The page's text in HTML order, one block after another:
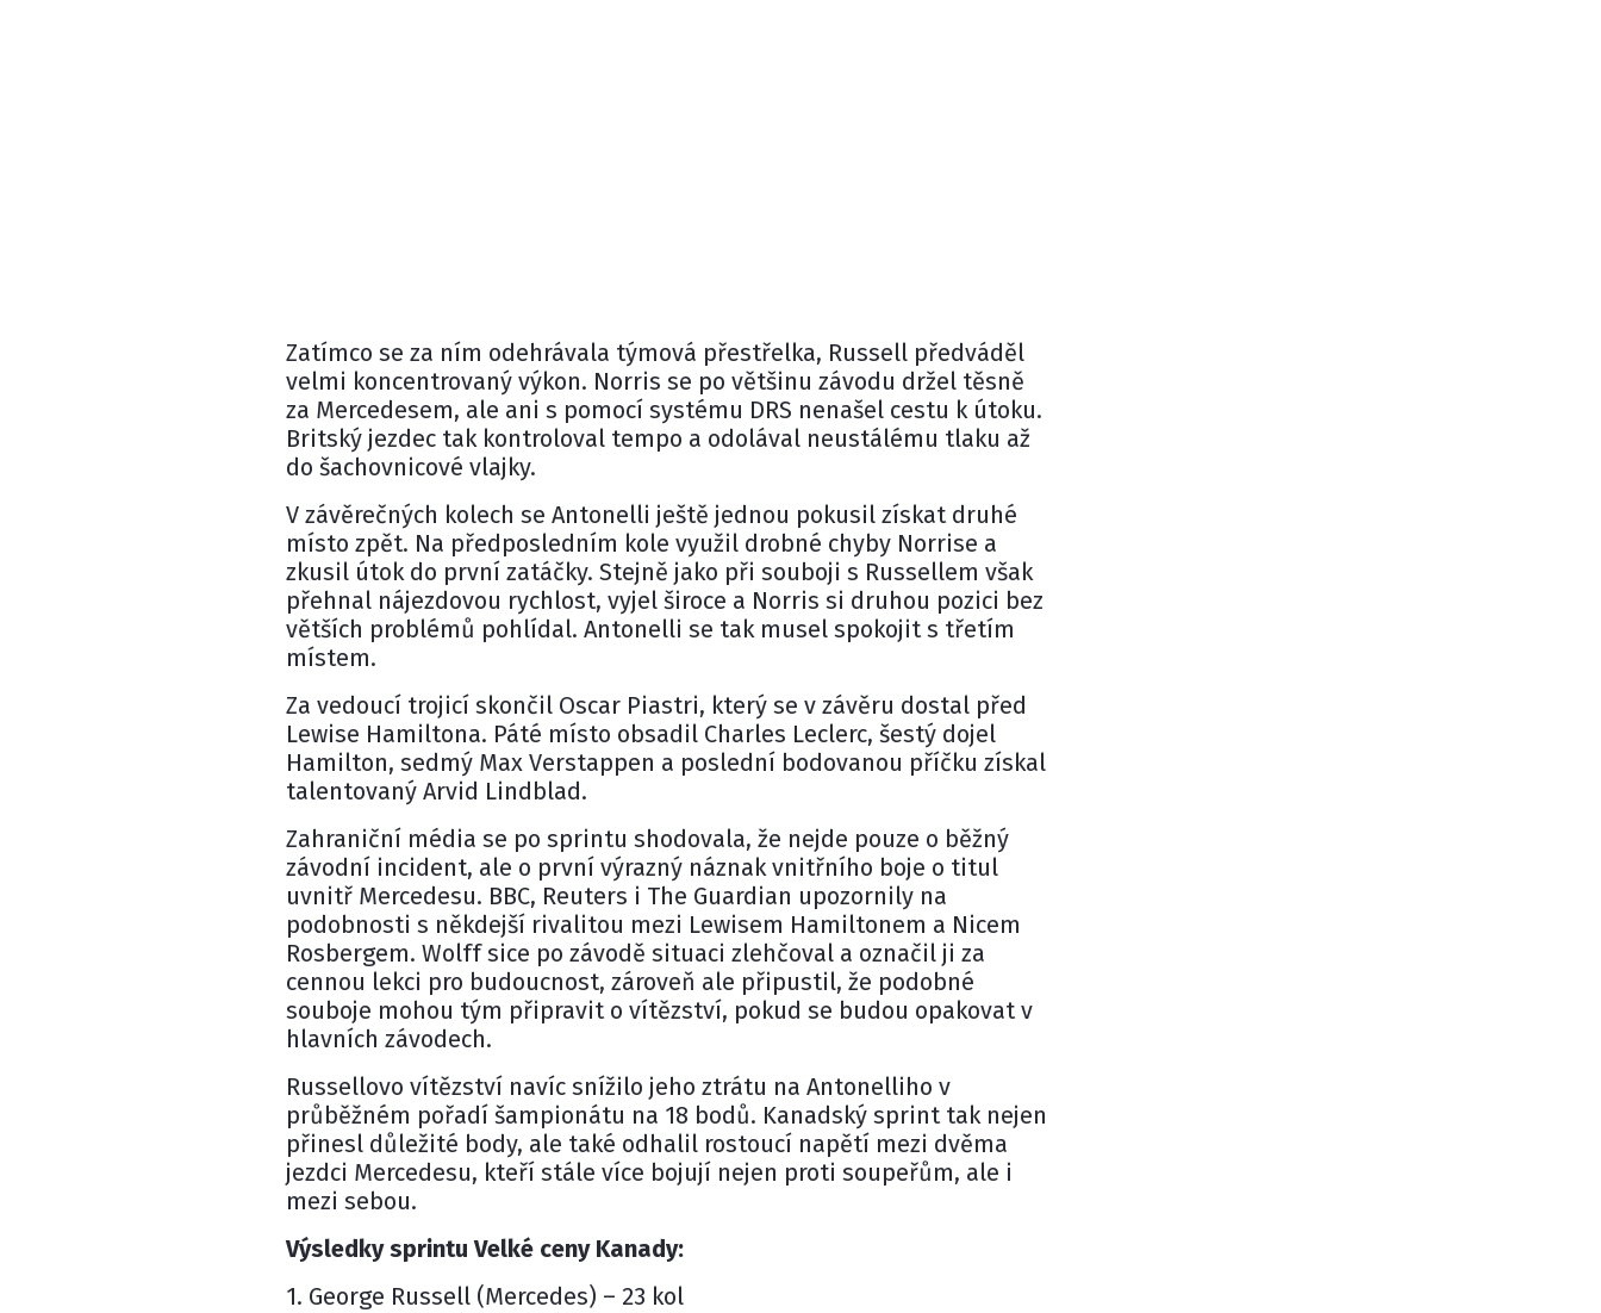
Zatímco se za ním odehrávala týmová přestřelka, Russell předváděl
velmi koncentrovaný výkon. Norris se po většinu závodu držel těsně
za Mercedesem, ale ani s pomocí systému DRS nenašel cestu k útoku.
Britský jezdec tak kontroloval tempo a odolával neustálému tlaku až
do šachovnicové vlajky.
V závěrečných kolech se Antonelli ještě jednou pokusil získat druhé
místo zpět. Na předposledním kole využil drobné chyby Norrise a
zkusil útok do první zatáčky. Stejně jako při souboji s Russellem však
přehnal nájezdovou rychlost, vyjel široce a Norris si druhou pozici bez
větších problémů pohlídal. Antonelli se tak musel spokojit s třetím
místem.
Za vedoucí trojicí skončil Oscar Piastri, který se v závěru dostal před
Lewise Hamiltona. Páté místo obsadil Charles Leclerc, šestý dojel
Hamilton, sedmý Max Verstappen a poslední bodovanou příčku získal
talentovaný Arvid Lindblad.
Zahraniční média se po sprintu shodovala, že nejde pouze o běžný
závodní incident, ale o první výrazný náznak vnitřního boje o titul
uvnitř Mercedesu. BBC, Reuters i The Guardian upozornily na
podobnosti s někdejší rivalitou mezi Lewisem Hamiltonem a Nicem
Rosbergem. Wolff sice po závodě situaci zlehčoval a označil ji za
cennou lekci pro budoucnost, zároveň ale připustil, že podobné
souboje mohou tým připravit o vítězství, pokud se budou opakovat v
hlavních závodech.
Russellovo vítězství navíc snížilo jeho ztrátu na Antonelliho v
průběžném pořadí šampionátu na 18 bodů. Kanadský sprint tak nejen
přinesl důležité body, ale také odhalil rostoucí napětí mezi dvěma
jezdci Mercedesu, kteří stále více bojují nejen proti soupeřům, ale i
mezi sebou.
Výsledky sprintu Velké ceny Kanady:
1. George Russell (Mercedes) – 23 kol